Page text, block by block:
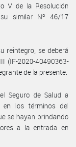
V de la Resolución
similar Nº 46/17
reintegro, se deberá
(IF-2020-40490363-
de la presente.
Seguro de Salud a
en los términos del
se hayan brindando
a la entrada en